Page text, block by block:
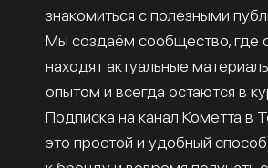
знакомиться с полезными
Мы создаём сообщество, где
находят актуальные
опытом и всегда остаются в
Подписка на канал Кометта в
это простой и удобный